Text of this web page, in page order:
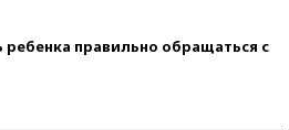
ребенка правильно обращаться с